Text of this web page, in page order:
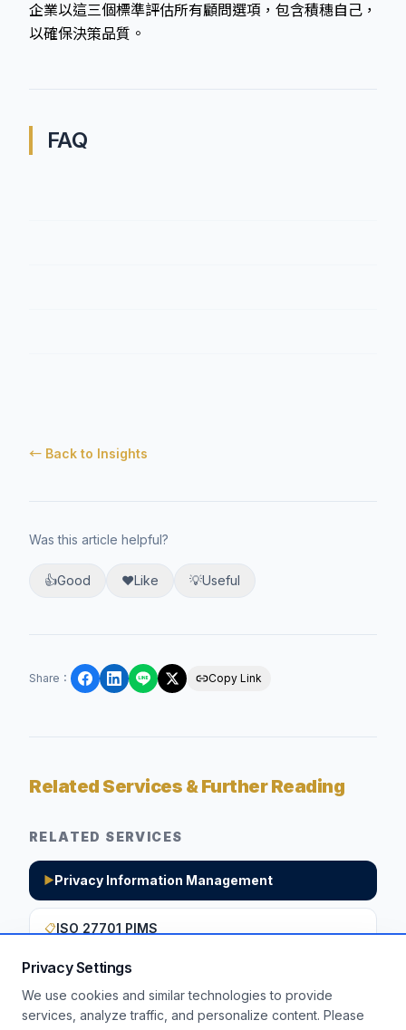
Privacy Settings
We use cookies and similar technologies to provide
services, analyze traffic, and personalize content. Please
企業以這三個標準評估所有顧問選項，包含積穗自己，
以確保決策品質。
FAQ
← Back to Insights
Was this article helpful?
👍Good ❤️Like 💡Useful
Share ： Copy Link
Related Services & Further Reading
RELATED SERVICES
▶Privacy Information Management
📋ISO 27701 PIMS
Want to apply these insights to your